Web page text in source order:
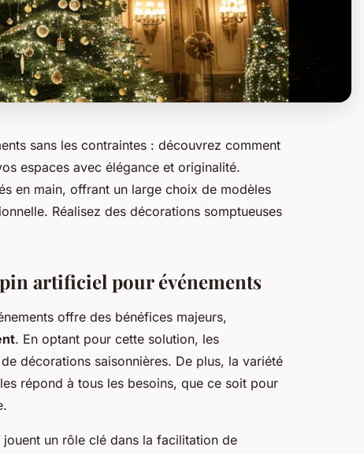
sans les contraintes : découvrez comment
espaces avec élégance et originalité.
en main, offrant un large choix de modèles
Réalisez des décorations somptueuses
artificiel pour événements
offre des bénéfices majeurs,
. En optant pour cette solution, les
décorations saisonnières. De plus, la variété
répond à tous les besoins, que ce soit pour
un rôle clé dans la facilitation de